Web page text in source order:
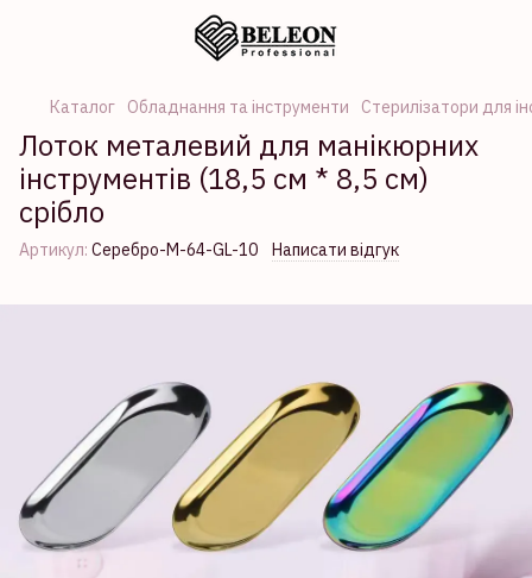
Каталог Обладнання та інструменти Стерилізатори для
Лоток металевий для манікюрних
інструментів (18,5 см * 8,5 см)
срібло
Артикул: Серебро-M-64-GL-10 Написати відгук